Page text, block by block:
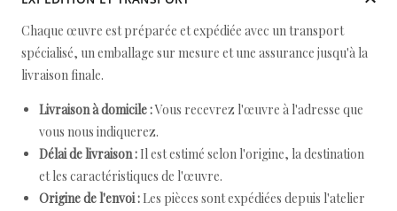
Chaque œuvre est préparée et expédiée avec un transport
spécialisé, un emballage sur mesure et une assurance jusqu'à la
livraison finale.
Livraison à domicile :Vous recevrez l'œuvre à l'adresse que
vous nous indiquerez.
Délai de livraison : Il est estimé selon l'origine, la destination
et les caractéristiques de l'œuvre.
Origine de l'envoi : Les pièces sont expédiées depuis l'atelier